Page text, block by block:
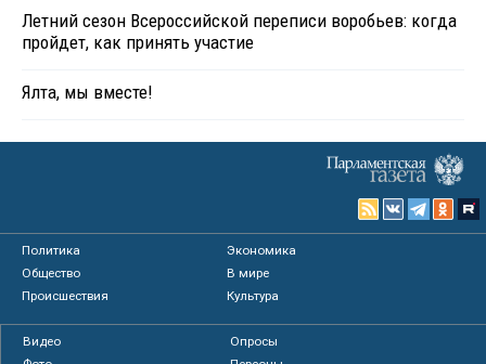
Летний сезон Всероссийской переписи воробьев: когда
пройдет, как принять участие
Ялта, мы вместе!
Политика
Экономика
Общество
В мире
Происшествия
Культура
Видео
Опросы